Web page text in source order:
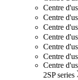
Centre
Centre
Centre
Centre
Centre
Centre
Centre
2SP series